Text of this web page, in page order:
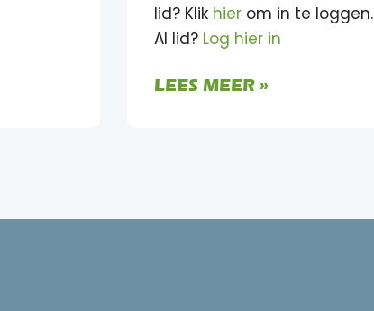
lid? Klik hier om in te loggen.
Al lid? Log hier in
LEES MEER »